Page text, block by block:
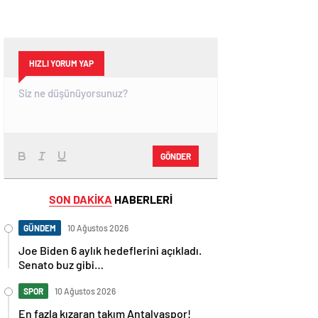
HIZLI YORUM YAP
GÖNDER
SON DAKİKA HABERLERİ
GÜNDEM 10 Ağustos 2026
Joe Biden 6 aylık hedeflerini açıkladı.
Senato buz gibi…
SPOR 10 Ağustos 2026
En fazla kızaran takım Antalyaspor!